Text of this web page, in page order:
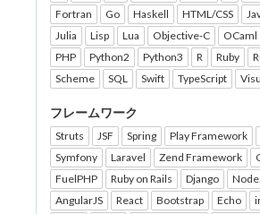
Fortran
Go Haskell HTML/CSS
Julia
Lisp Lua Objective-C OCaml
PHP
Python2 Python3 R Ruby
Scheme
SQL Swift TypeScript
フレームワーク
Struts JSF Spring Play Framework
Symfony
Laravel Zend Framework
FuelPHP
Ruby on Rails Django
AngularJS
React Bootstrap Echo